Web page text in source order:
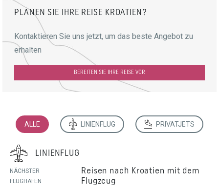
PLANEN SIE IHRE REISE KROATIEN?
Kontaktieren Sie uns jetzt, um das beste Angebot zu
erhalten
BEREITEN SIE IHRE REISE VOR
ALLE LINIENFLUG PRIVATJETS
LINIENFLUG
NÄCHSTER
FLUGHAFEN
Reisen nach Kroatien mit dem
Flugzeug